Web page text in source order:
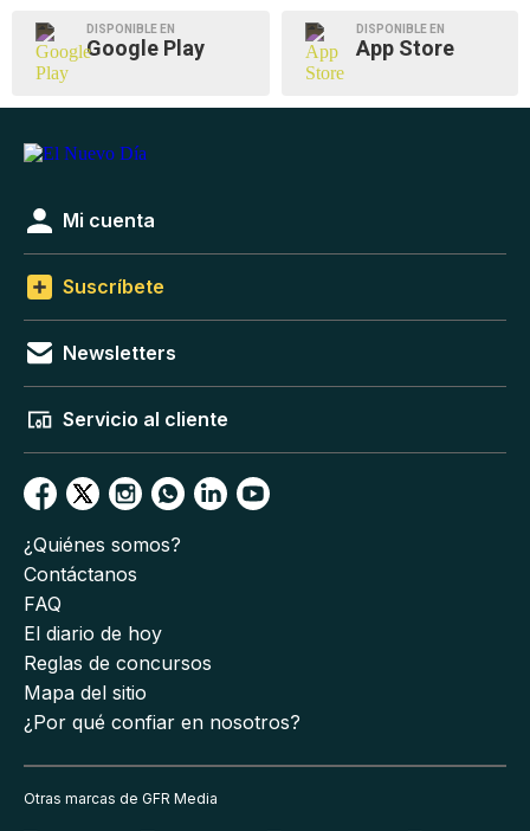
DISPONIBLE EN
Google Play
DISPONIBLE EN
App Store
Mi cuenta
Suscríbete
Newsletters
Servicio al cliente
¿Quiénes somos?
Contáctanos
FAQ
El diario de hoy
Reglas de concursos
Mapa del sitio
¿Por qué confiar en nosotros?
Otras marcas de GFR Media